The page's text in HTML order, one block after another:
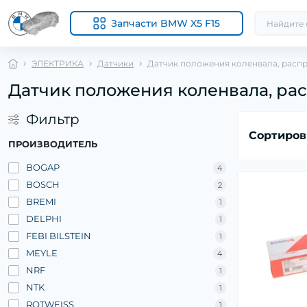
Запчасти BMW X5 F15
ЭЛЕКТРИКА Датчики Датчик положения коленвала,
Датчик положения коленвала,
Фильтр
ПРОИЗВОДИТЕЛЬ
BOGAP 4
BOSCH 2
BREMI 1
DELPHI 1
FEBI BILSTEIN 1
MEYLE 4
NRF 1
NTK 1
ROTWEISS 1